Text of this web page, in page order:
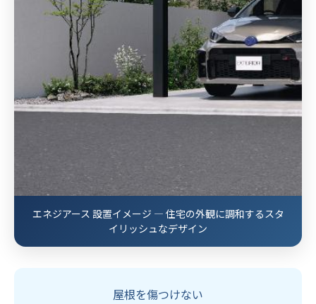
エネジアース 設置イメージ ― 住宅の外観に調和するスタ
イリッシュなデザイン
屋根を傷つけない